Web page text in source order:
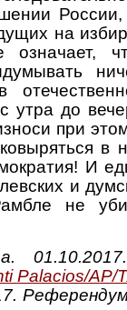
на
утра до
при
в
И
и
не
Palacios/AP/